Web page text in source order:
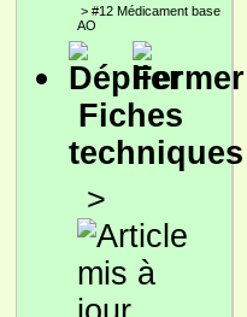
> #12 Médicament base
AO
Fiches
techniques
>